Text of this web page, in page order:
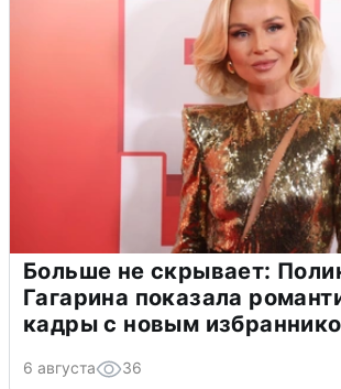
Больше не скрывает:
Гагарина показала
кадры с новым
6 августа 36